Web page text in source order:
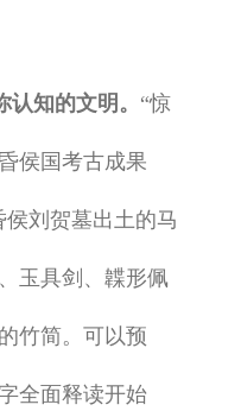
认知的文明 。 “惊
侯国考古成果
刘贺墓出土的马
玉具剑、韘形佩
竹简。可以预
全面释读开始